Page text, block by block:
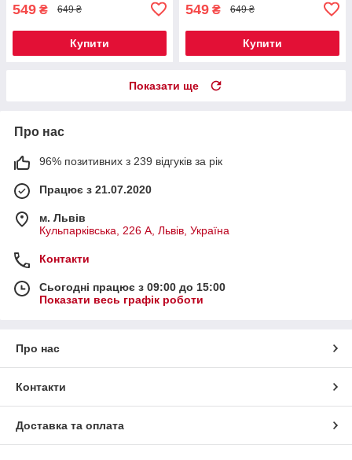
549 ₴ 649 ₴
Купити
549 ₴ 649 ₴
Купити
Показати ще
Про нас
96% позитивних з 239 відгуків за рік
Працює з 21.07.2020
м. Львів
Кульпарківська, 226 А, Львів, Україна
Контакти
Сьогодні працює з 09:00 до 15:00
Показати весь графік роботи
Про нас
Контакти
Доставка та оплата